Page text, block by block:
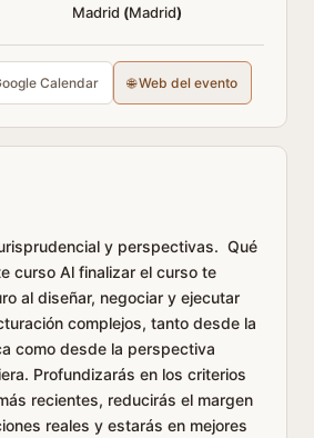
Madrid (Madrid)
Calendar 🌐 Web del evento
y perspectivas. Qué
curso Al finalizar el curso te
al diseñar, negociar y ejecutar
complejos, tanto desde la
como desde la perspectiva
Profundizarás en los criterios
recientes, reducirás el margen
reales y estarás en mejores